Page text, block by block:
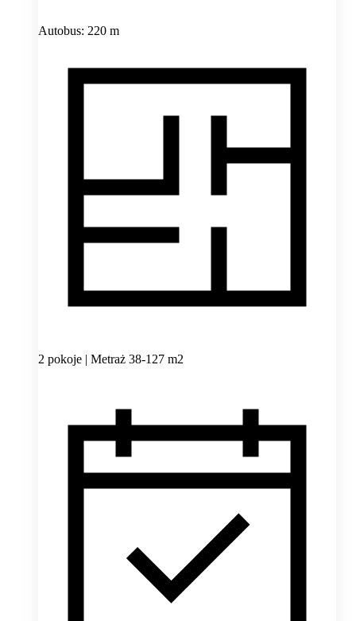
Autobus: 220 m
2 pokoje | Metraż 38-127 m2